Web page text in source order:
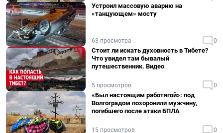
Устроил массовую аварию на
«танцующем» мосту
63 просмотра 0
Стоит ли искать духовность в Тибете?
Что увидел там бывалый
путешественник. Видео
5 просмотров 0
«Был настоящим работягой»: под
Волгоградом похоронили мужчину,
погибшего после атаки БПЛА
15 просмотров 0